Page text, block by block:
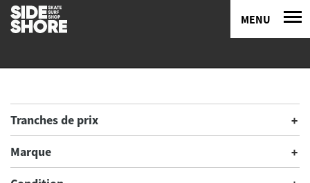
MENU
Tranches de prix
Marque